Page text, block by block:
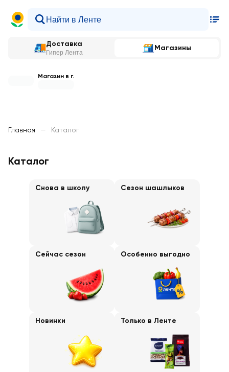
Доставка
Гипер Лента
Магазины
Магазин в г.
Главная — Каталог
Каталог
Снова в школу Сезон шашлыков
Сейчас сезон Особенно выгодно
Новинки Только в Ленте